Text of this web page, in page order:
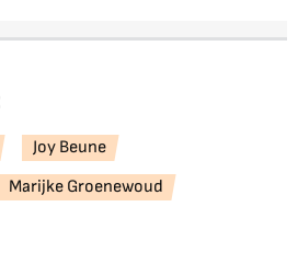
Joy Beune
Marijke Groenewoud